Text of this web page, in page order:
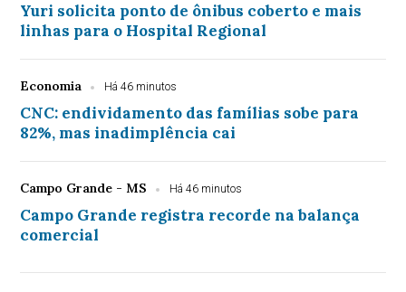
Yuri solicita ponto de ônibus coberto e mais
linhas para o Hospital Regional
Economia Há 46 minutos
CNC: endividamento das famílias sobe para
82%, mas inadimplência cai
Campo Grande - MS Há 46 minutos
Campo Grande registra recorde na balança
comercial